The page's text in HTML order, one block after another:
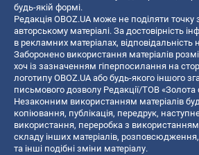
будь-якій формі.
Редакція OBOZ.UA може не поділяти точку
авторському матеріалі. За достовірність
в рекламних матеріалах,
Заборонено використання матеріалів
хоч із зазначенням гіперпосилання на
логотипу OBOZ.UA або будь-якого іншого
письмового дозволу Редакції/ТОВ «Золота
Незаконним використанням матеріалів
копiювання, публiкацiя, передрук,
використання, переробка з
складу інших матеріалів,
та інші подібні зміни матеріалу.